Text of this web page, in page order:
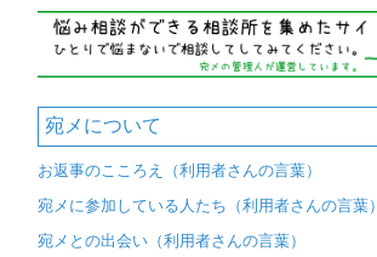
宛メについて
お返事のこころえ（利用者さんの言葉）
宛メに参加している人たち（利用者さんの言葉）
宛メとの出会い（利用者さんの言葉）